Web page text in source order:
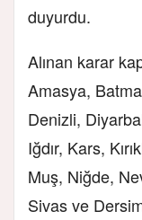
duyurdu.
Alınan karar
Amasya,
Denizli,
Iğdır, Kars,
Muş, Niğde,
Sivas ve